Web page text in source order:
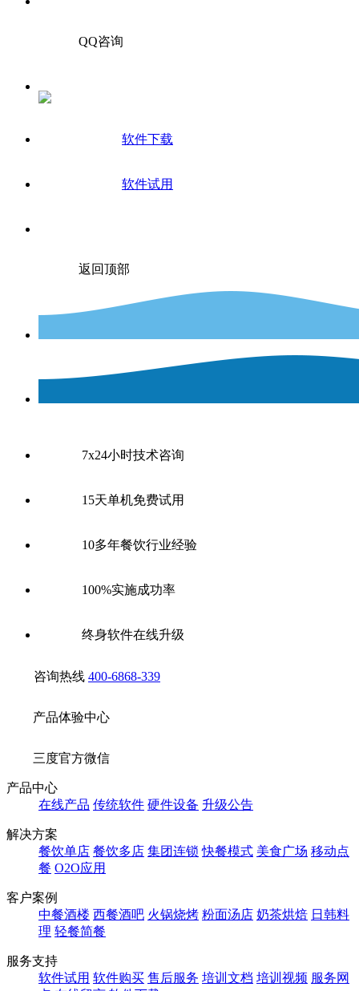
QQ咨询
软件下载
软件试用
返回顶部
7x24小时技术咨询
15天单机免费试用
10多年餐饮行业经验
100%实施成功率
终身软件在线升级
咨询热线 400-6868-339
产品体验中心
三度官方微信
产品中心
在线产品 传统软件 硬件设备 升级公告
解决方案
餐饮单店 餐饮多店 集团连锁 快餐模式 美食广场 移动点
餐 O2O应用
客户案例
中餐酒楼 西餐酒吧 火锅烧烤 粉面汤店 奶茶烘焙 日韩料
理 轻餐简餐
服务支持
软件试用 软件购买 售后服务 培训文档 培训视频 服务网